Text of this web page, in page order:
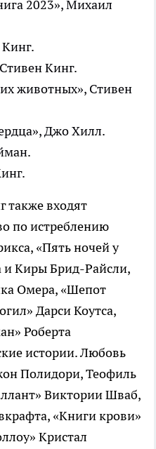
2023», Михаил
Кинг.
животных», Стивен
Джо Хилл.
также входят
по истреблению
«Пять ночей у
и Киры Брид-Райсли,
Омера, «Шепот
Дарси Коутса,
Роберта
истории. Любовь
Полидори, Теофиль
Виктории Шваб,
«Книги крови»
Кристал